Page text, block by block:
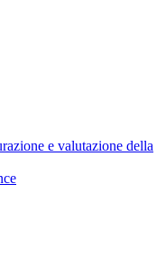
e valutazione della